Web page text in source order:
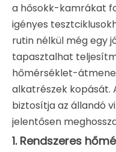
a hősokk-kamrákat
igényes
rutin nélkül még egy
tapasztalhat
hőmérséklet-
alkatrészek
biztosítja az állandó
jelentősen
1. Rendszeres